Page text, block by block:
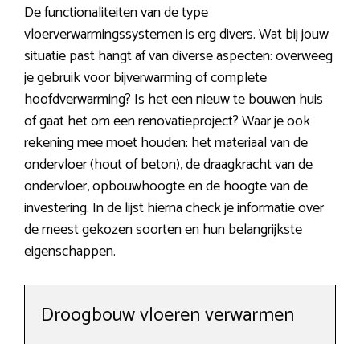
De functionaliteiten van de type
vloerverwarmingssystemen is erg divers. Wat bij jouw
situatie past hangt af van diverse aspecten: overweeg
je gebruik voor bijverwarming of complete
hoofdverwarming? Is het een nieuw te bouwen huis
of gaat het om een renovatieproject? Waar je ook
rekening mee moet houden: het materiaal van de
ondervloer (hout of beton), de draagkracht van de
ondervloer, opbouwhoogte en de hoogte van de
investering. In de lijst hierna check je informatie over
de meest gekozen soorten en hun belangrijkste
eigenschappen.
Droogbouw vloeren verwarmen